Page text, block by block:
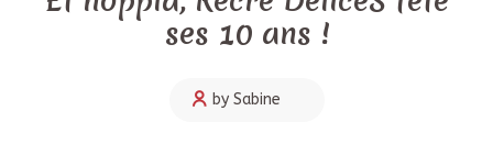
ses 10 ans !
by Sabine